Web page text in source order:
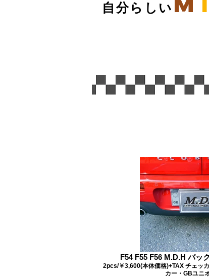
自分らしい
F54 F55 F56 M.D.H バッ
2pcs/￥3,600(本体価格)+TAX チェッ
カー・GBユニ